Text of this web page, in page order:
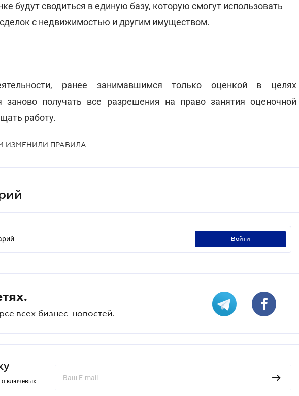
будут сводиться в единую базу, которую смогут использовать
с недвижимостью и другим имуществом.
ранее занимавшимся только оценкой в целях
заново получать все разрешения на право занятия оценочной
работу.
ИЗМЕНИЛИ ПРАВИЛА
войти
всех бизнес-новостей.
о ключевых